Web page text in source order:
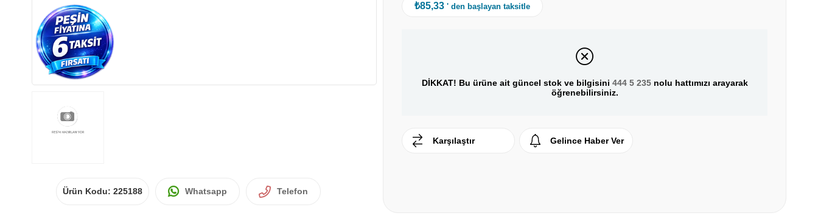
Ürün Kodu: 225188 Whatsapp Telefon
₺85,33 ' den başlayan taksitle
DİKKAT! Bu ürüne ait güncel stok ve bilgisini 444 5 235nolu hattımızı arayarak
öğrenebilirsiniz.
Karşılaştır Gelince Haber Ver